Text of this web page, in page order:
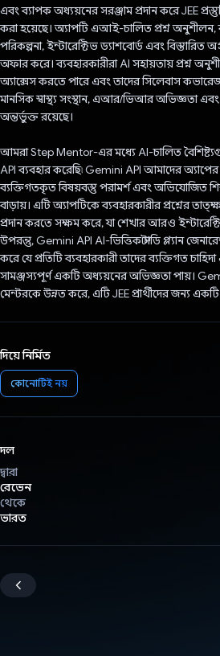
এবং ব্যাপক অধ্যয়নের সরঞ্জাম প্রদান করে JEE
করা হয়েছে। অ্যাপটি এআই-চালিত প্রশ্ন
পরিকল্পনা, ইন্টারেক্টিভ ড্যাশবোর্ড এবং বিস্তারিত
অফার করে। ব্যবহারকারীরা AI সহায়তায় প্রশ্ন
অ্যাক্সেস করতে পারে এবং তাদের সিলেবাস
মানসিক স্বাস্থ্য সংস্থান, এআর/ভিআর অভিজ্ঞতা
অন্তর্ভুক্ত রয়েছে।
আমরা Step Mentor-এর মধ্যে AI-চালিত
API ব্যবহার করেছি৷ Gemini API আমাদের
ব্যক্তিগতকৃত বিষয়বস্তু পরামর্শ এবং অভিযোজিত
বাড়ায়। এটি অ্যাপটিকে ব্যবহারকারীর প্রশ্নের
প্রদান করতে সক্ষম করে, যা শেখার আরও
উপরন্তু, Gemini API AI-ভিত্তিক স্টাডি প্ল্যান
করে যে প্রতিটি ব্যবহারকারী তাদের ব্যক্তিগত
সামঞ্জস্যপূর্ণ একটি অধ্যয়নের অভিজ্ঞতা পায়।
মেন্টরকে উন্নত করে, এটি JEE প্রার্থীদের জন্য
দিয়ে নির্মিত
কোনোটিই নয়
দল
দ্বারা
রেভেন
থেকে
ভারত